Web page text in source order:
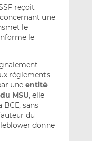
reçoit
une
le
le
règlements
une entité
MSU, elle
sans
du
donne